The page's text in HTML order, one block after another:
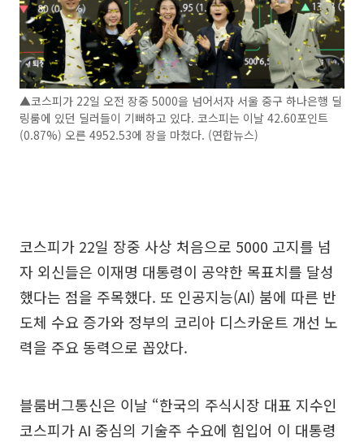
▲코스피가 22일 오전 장중 5000을 넘어서자 서울 중구 하나은행 딜
링룸에 있던 딜러들이 기뻐하고 있다. 코스피는 이날 42.60포인트
(0.87%) 오른 4952.53에 장을 마쳤다. (연합뉴스)
코스피가 22일 장중 사상 처음으로 5000 고지를 넘
자 외신들은 이재명 대통령이 공약한 목표치를 달성
했다는 점을 주목했다. 또 인공지능(AI) 붐에 따른 반
도체 수요 증가와 정부의 코리아 디스카운트 개선 노
력을 주요 동력으로 꼽았다.
블룸버그통신은 이날 “한국의 주식시장 대표 지수인
코스피가 AI 중심의 기술주 수요에 힘입어 이 대통령